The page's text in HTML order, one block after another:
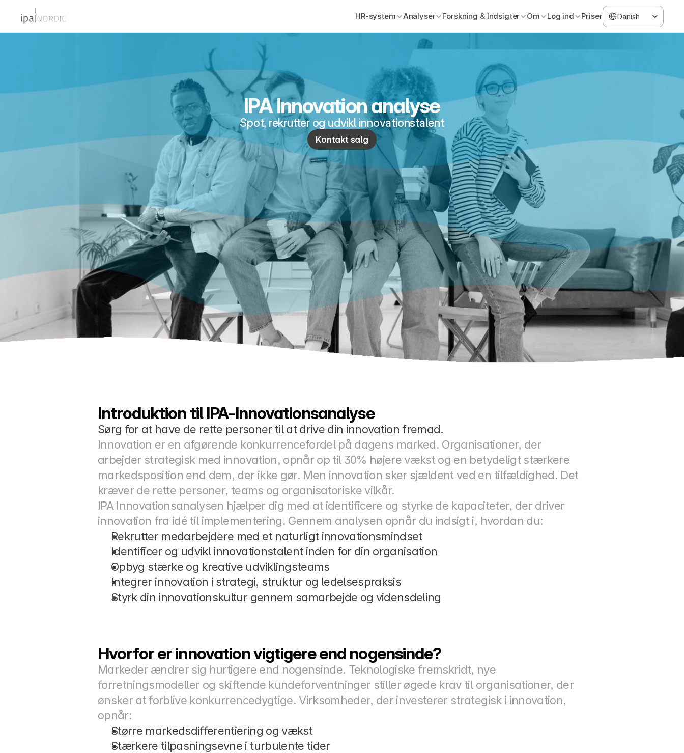
HR-system Analyser Forskning & Indsigter Om Log ind Priser
Select Language
Danish
IPA Innovation analyse
Spot, rekrutter og udvikl innovationstalent
Kontakt salg
Introduktion til IPA-Innovationsanalyse
Sørg for at have de rette personer til at drive din innovation fremad.
Innovation er en afgørende konkurrencefordel på dagens marked. Organisationer, der
arbejder strategisk med innovation, opnår op til 30% højere vækst og en betydeligt stærkere
markedsposition end dem, der ikke gør. Men innovation sker sjældent ved en tilfældighed. Det
kræver de rette personer, teams og organisatoriske vilkår.
IPA Innovationsanalysen hjælper dig med at identificere og styrke de kapaciteter, der driver
innovation fra idé til implementering. Gennem analysen opnår du indsigt i, hvordan du:
Rekrutter medarbejdere med et naturligt innovationsmindset
Identificer og udvikl innovationstalent inden for din organisation
Opbyg stærke og kreative udviklingsteams
Integrer innovation i strategi, struktur og ledelsespraksis
Styrk din innovationskultur gennem samarbejde og vidensdeling
Hvorfor er innovation vigtigere end nogensinde?
Markeder ændrer sig hurtigere end nogensinde. Teknologiske fremskridt, nye
forretningsmodeller og skiftende kundeforventninger stiller øgede krav til organisationer, der
ønsker at forblive konkurrencedygtige. Virksomheder, der investerer strategisk i innovation,
opnår:
Større markedsdifferentiering og vækst
Stærkere tilpasningsevne i turbulente tider